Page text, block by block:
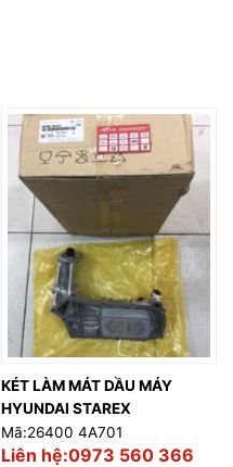
KÉT LÀM MÁT DẦU MÁY
HYUNDAI STAREX
Mã:26400 4A701
Liên hệ:0973 560 366